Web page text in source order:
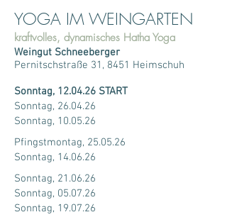
YOGA IM WEINGARTEN
kraftvolles, dynamisches Hatha Yoga
Weingut Schneeberger
Pernitschstraße 31, 8451 Heimschuh
Sonntag, 12.04.26 START
Sonntag, 26.04.26
Sonntag, 10.05.26
Pfingstmontag, 25.05.26
Sonntag, 14.06.26
Sonntag, 21.06.26
Sonntag, 05.07.26
Sonntag, 19.07.26